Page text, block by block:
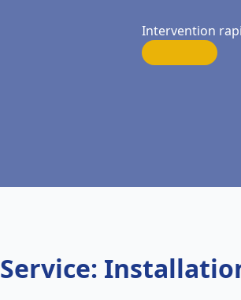
Intervention
Service: